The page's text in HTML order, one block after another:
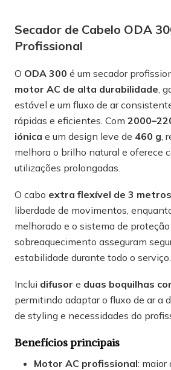
Secador de Cabelo ODA
Profissional
O ODA 300 é um secador
motor AC de alta durabilidade ,
estável e um fluxo de ar
rápidas e eficientes. Com
iónica e um design leve de 460 g ,
melhora o brilho natural e oferece
utilizações prolongadas.
O cabo extra flexível de 3 metros
liberdade de movimentos,
melhorado e o sistema de
sobreaquecimento asseguram
estabilidade durante todo o serviço.
Inclui difusor e duas boquilhas
permitindo adaptar o fluxo de ar a
de styling e necessidades do
Benefícios principais
Motor AC profissional: maior